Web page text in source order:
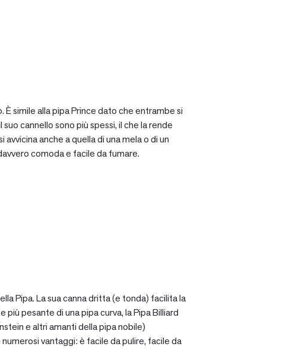
simile alla pipa Prince dato che entrambe si
cannello sono più spessi, il che la rende
anche a quella di una mela o di un
comoda e facile da fumare.
Pipa. La sua canna dritta (e tonda) facilita la
pesante di una pipa curva, la Pipa Billiard
e altri amanti della pipa nobile)
vantaggi: è facile da pulire, facile da